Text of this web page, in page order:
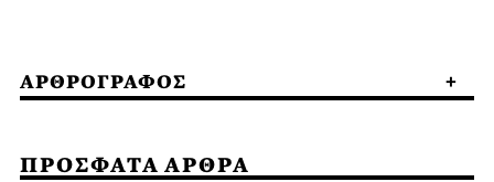
ΑΡΘΡΟΓΡΑΦΟΣ
ΠΡΟΣΦΑΤΑ ΑΡΘΡΑ